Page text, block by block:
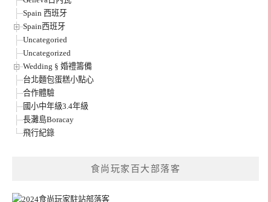
Spain 西班牙
Spain西班牙
Uncategoried
Uncategorized
Wedding § 婚禮籌備
台北麵包蛋糕小點心
合作體驗
國小中年級3.4年級
長灘島Boracay
飛行紀錄
食尚玩家百大部落客